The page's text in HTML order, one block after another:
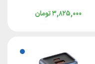
تومان۳,۸۲۵,۰۰۰